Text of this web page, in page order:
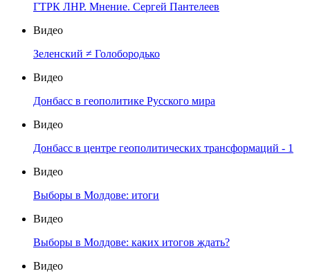
ГТРК ЛНР. Мнение. Сергей Пантелеев
Видео
Зеленский ≠ Голобородько
Видео
Донбасс в геополитике Русского мира
Видео
Донбасс в центре геополитических трансформаций - 1
Видео
Выборы в Молдове: итоги
Видео
Выборы в Молдове: каких итогов ждать?
Видео